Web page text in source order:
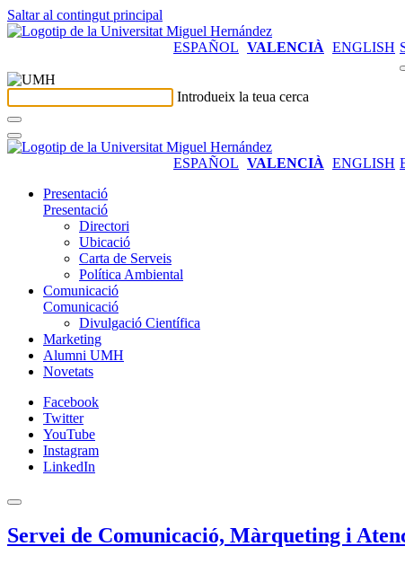
Saltar al contingut principal
ESPAÑOL VALENCIÀ ENGLISH
Introdueix la teua cerca
ESPAÑOL VALENCIÀ ENGLISH
Presentació
Presentació
Directori
Ubicació
Carta de Serveis
Política Ambiental
Comunicació
Comunicació
Divulgació Científica
Marketing
Alumni UMH
Novetats
Facebook
Twitter
YouTube
Instagram
LinkedIn
Servei de Comunicació, Màrqueting i